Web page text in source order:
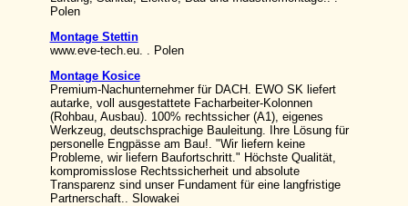
Polen
Montage Stettin
www.eve-tech.eu. . Polen
Montage Kosice
Premium-Nachunternehmer für DACH. EWO SK liefert
autarke, voll ausgestattete Facharbeiter-Kolonnen
(Rohbau, Ausbau). 100% rechtssicher (A1), eigenes
Werkzeug, deutschsprachige Bauleitung. Ihre Lösung für
personelle Engpässe am Bau!. "Wir liefern keine
Probleme, wir liefern Baufortschritt." Höchste Qualität,
kompromisslose Rechtssicherheit und absolute
Transparenz sind unser Fundament für eine langfristige
Partnerschaft.. Slowakei